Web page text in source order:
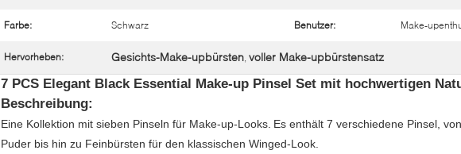
Farbe: Schwarz Benutzer: Make-
Hervorheben: Gesichts-Make-upbürsten, voller Make-upbürstensatz
7 PCS Elegant Black Essential Make-up Pinsel Set mit hochwertigen
Beschreibung:
Eine Kollektion mit sieben Pinseln für Make-up-Looks. Es enthält 7 verschiedene Pinsel,
Puder bis hin zu Feinbürsten für den klassischen Winged-Look.